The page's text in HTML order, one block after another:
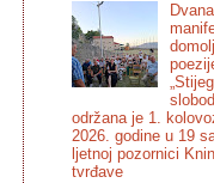
„Stijeg
održana je 1.
2026. godine u 19
ljetnoj pozornici
tvrđave